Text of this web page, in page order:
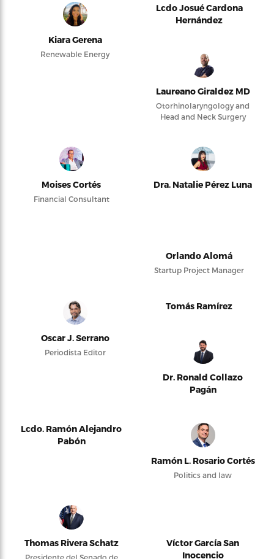
Kiara Gerena
Renewable Energy
Lcdo Josué Cardona
Hernández
Laureano Giraldez MD
Otorhinolaryngology and
Head and Neck Surgery
Moises Cortés
Financial Consultant
Dra. Natalie Pérez Luna
Orlando Alomá
Startup Project Manager
Oscar J. Serrano
Periodista Editor
Tomás Ramírez
Dr. Ronald Collazo
Pagán
Lcdo. Ramón Alejandro
Pabón
Ramón L. Rosario Cortés
Politics and law
Thomas Rivera Schatz
Presidente del Senado de
Víctor García San
Inocencio